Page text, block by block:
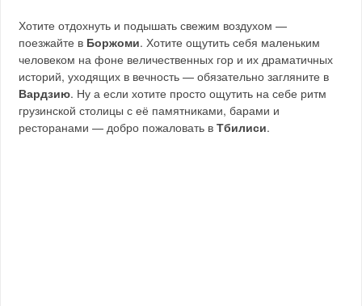
Хотите отдохнуть и подышать свежим воздухом —
поезжайте в Боржоми. Хотите ощутить себя маленьким
человеком на фоне величественных гор и их драматичных
историй, уходящих в вечность — обязательно загляните в
Вардзию. Ну а если хотите просто ощутить на себе ритм
грузинской столицы с её памятниками, барами и
ресторанами — добро пожаловать вТбилиси.